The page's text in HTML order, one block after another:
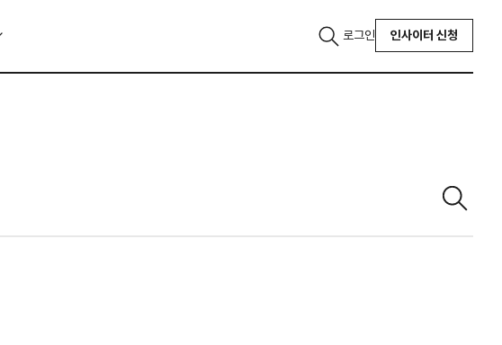
로그인 인사이터 신청